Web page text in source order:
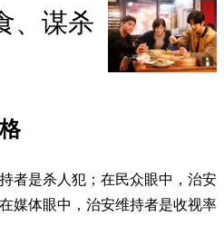
、谋杀
者是杀人犯；在民众眼中，治安
媒体眼中，治安维持者是收视率